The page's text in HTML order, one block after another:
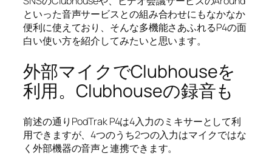
といった音声サービスとの組み合わせにもなかなか
便利に使えており、そんな多機能さあふれるP4の面
白い使い方を紹介してみたいと思います。
外部マイクでClubhouseを
利用。Clubhouseの録音も
前述の通りPodTrak P4は4入力のミキサーとして利
用できますが、4つのうち2つの入力はマイクではな
く外部機器の音声と連携できます。